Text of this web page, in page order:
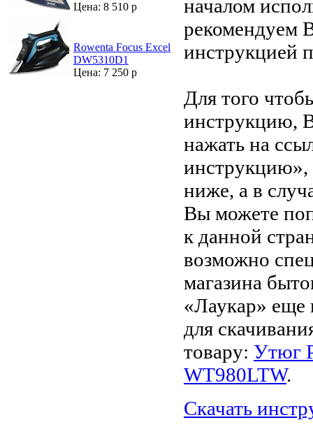
Цена: 8 510 р
Rowenta Focus Excel
DW5310D1
Цена: 7 250 р
началом
рекомендуем
инструкцией
Для того
инструкцию,
нажать на
ниже, а в
Вы можете
к данной
возможно
магазина
«Лаукар» еще
для
товару: Утюг
WT980LTW.
Скачать